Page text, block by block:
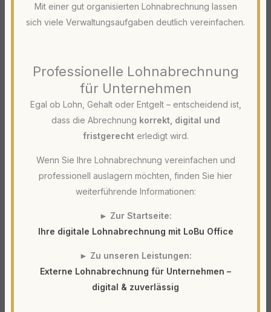
Mit einer gut organisierten Lohnabrechnung lassen
sich viele Verwaltungsaufgaben deutlich vereinfachen.
Professionelle Lohnabrechnung
für Unternehmen
Egal ob Lohn, Gehalt oder Entgelt – entscheidend ist,
dass die Abrechnung korrekt, digital und
fristgerechterledigt wird.
Wenn Sie Ihre Lohnabrechnung vereinfachen und
professionell auslagern möchten, finden Sie hier
weiterführende Informationen:
► Zur Startseite:
Ihre digitale Lohnabrechnung mit LoBu Office
► Zu unseren Leistungen:
Externe Lohnabrechnung für Unternehmen –
digital & zuverlässig